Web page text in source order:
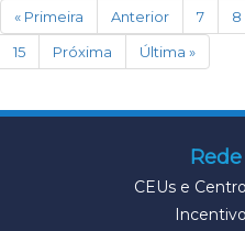
« Primeira Anterior 7 8
15
Próxima Última »
CEUs e